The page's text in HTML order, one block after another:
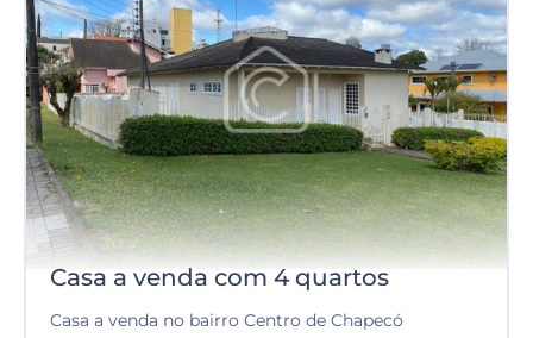
Casa a venda com 4 quartos
Casa a venda no bairro Centro de Chapecó